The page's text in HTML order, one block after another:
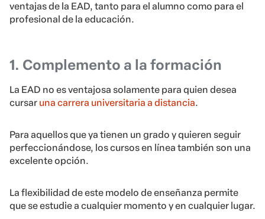
ventajas de la EAD, tanto para el alumno como para el
profesional de la educación.
1. Complemento a la formación
La EAD no es ventajosa solamente para quien desea
cursar una carrera universitaria a distancia.
Para aquellos que ya tienen un grado y quieren seguir
perfeccionándose, los cursos en línea también son una
excelente opción.
La flexibilidad de este modelo de enseñanza permite
que se estudie a cualquier momento y en cualquier lugar.